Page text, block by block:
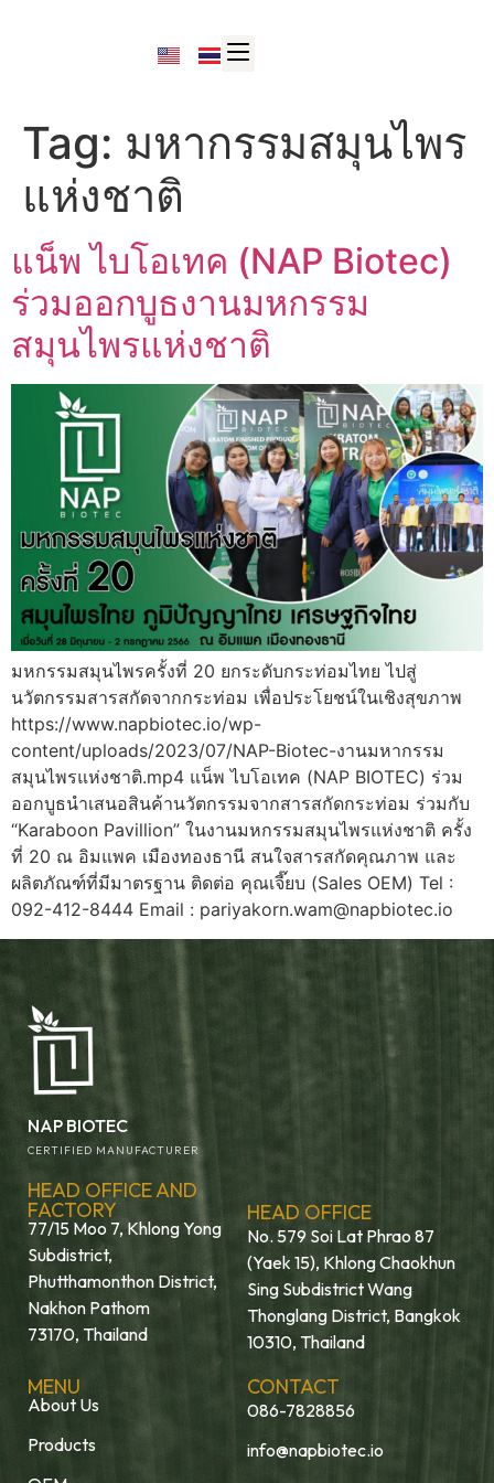
Tag: มหากรรมสมุนไพร
แห่งชาติ
แน็พ ไบโอเทค (NAP Biotec)
ร่วมออกบูธงานมหกรรม
สมุนไพรแห่งชาติ
มหกรรมสมุนไพรครั้งที่ 20 ยกระดับกระท่อมไทย ไปสู่
นวัตกรรมสารสกัดจากกระท่อม เพื่อประโยชน์ในเชิงสุขภาพ
https://www.napbiotec.io/wp-
content/uploads/2023/07/NAP-Biotec-งานมหากรรม
สมุนไพรแห่งชาติ.mp4 แน็พ ไบโอเทค (NAP BIOTEC) ร่วม
ออกบูธนำเสนอสินค้านวัตกรรมจากสารสกัดกระท่อม ร่วมกับ
“Karaboon Pavillion” ในงานมหกรรมสมุนไพรแห่งชาติ ครั้ง
ที่ 20 ณ อิมแพค เมืองทองธานี สนใจสารสกัดคุณภาพ และ
ผลิตภัณฑ์ที่มีมาตรฐาน ติดต่อ คุณเจี๊ยบ (Sales OEM) Tel :
092-412-8444 Email : pariyakorn.wam@napbiotec.io
NAP BIOTEC
CERTIFIED MANUFACTURER
HEAD OFFICE AND
FACTORY
77/15 Moo 7, Khlong Yong
Subdistrict,
Phutthamonthon District,
Nakhon Pathom
73170, Thailand
HEAD OFFICE
No. 579 Soi Lat Phrao 87
(Yaek 15), Khlong Chaokhun
Sing Subdistrict Wang
Thonglang District, Bangkok
10310, Thailand
MENU
About Us
Products
CONTACT
086-7828856
info@napbiotec.io